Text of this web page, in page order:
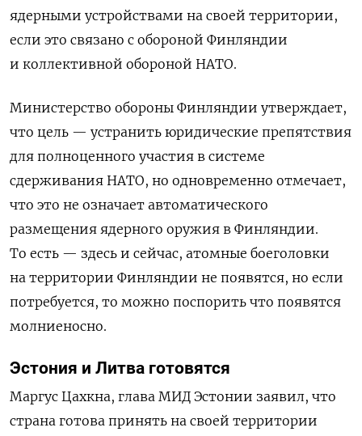
ядерными устройствами на своей территории,
если это связано с обороной Финляндии
и коллективной обороной НАТО.
Министерство обороны Финляндии утверждает,
что цель — устранить юридические препятствия
для полноценного участия в системе
сдерживания НАТО, но одновременно отмечает,
что это не означает автоматического
размещения ядерного оружия в Финляндии.
То есть — здесь и сейчас, атомные боеголовки
на территории Финляндии не появятся, но если
потребуется, то можно поспорить что появятся
молниеносно.
Эстония и Литва готовятся
Маргус Цахкна, глава МИД Эстонии заявил, что
страна готова принять на своей территории